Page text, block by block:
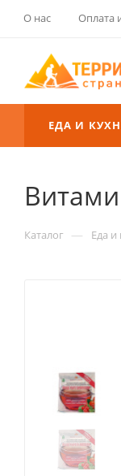
О нас Оплата
ЕДА И
Каталог — Еда и